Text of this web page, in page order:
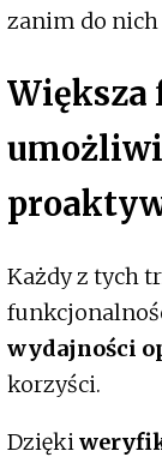
zanim do nich
Większa
Każdy z tych
wydajności
korzyści.
Dzięki